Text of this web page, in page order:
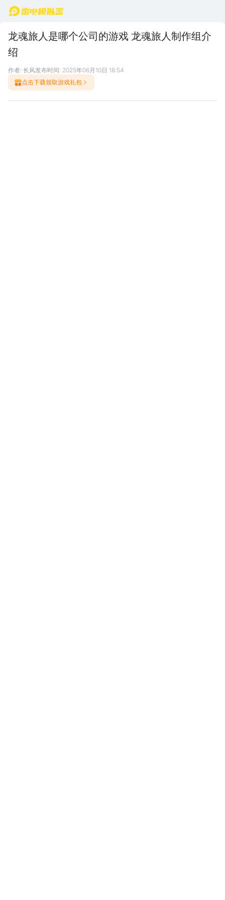
首页
龙魂旅人是哪个公司的游戏 龙魂旅人制作组介
绍
作者: 长风发布时间: 2025年06月10日 18:54
点击下载领取游戏礼包